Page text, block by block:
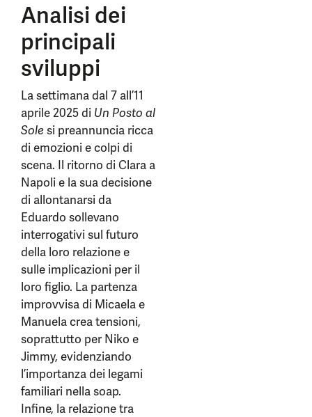
Analisi dei
principali
sviluppi
La settimana dal 7 all’11
aprile 2025 di Un Posto al
Sole si preannuncia ricca
di emozioni e colpi di
scena. Il ritorno di Clara a
Napoli e la sua decisione
di allontanarsi da
Eduardo sollevano
interrogativi sul futuro
della loro relazione e
sulle implicazioni per il
loro figlio. La partenza
improvvisa di Micaela e
Manuela crea tensioni,
soprattutto per Niko e
Jimmy, evidenziando
l’importanza dei legami
familiari nella soap.
Infine, la relazione tra